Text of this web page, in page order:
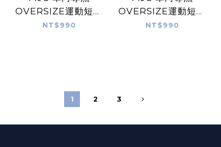
OVERSIZE運動短袖
（霧灰綠）
NT$990
OVERSIZE運動短袖
（白）
NT$990
1 2 3